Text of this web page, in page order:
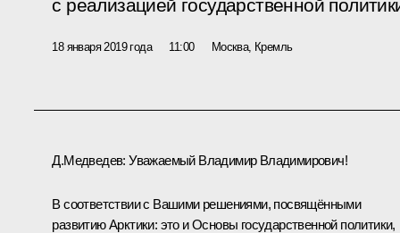
с реализацией государственной
18 января 2019 года 11:00 Москва, Кремль
Д.Медведев: Уважаемый Владимир Владимирович!
В соответствии с Вашими решениями, посвящёнными
развитию Арктики: это и Основы государственной политики,